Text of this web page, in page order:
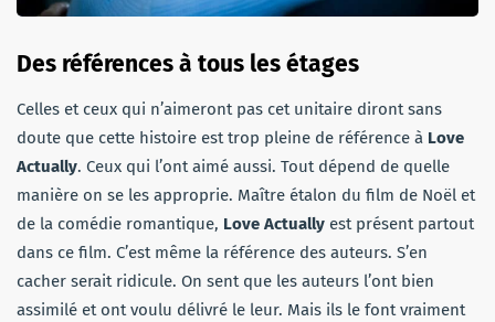
Des références à tous les étages
Celles et ceux qui n’aimeront pas cet unitaire diront sans
doute que cette histoire est trop pleine de référence à Love
Actually. Ceux qui l’ont aimé aussi. Tout dépend de quelle
manière on se les approprie. Maître étalon du film de Noël et
de la comédie romantique, Love Actually est présent partout
dans ce film. C’est même la référence des auteurs. S’en
cacher serait ridicule. On sent que les auteurs l’ont bien
assimilé et ont voulu délivré le leur. Mais ils le font vraiment